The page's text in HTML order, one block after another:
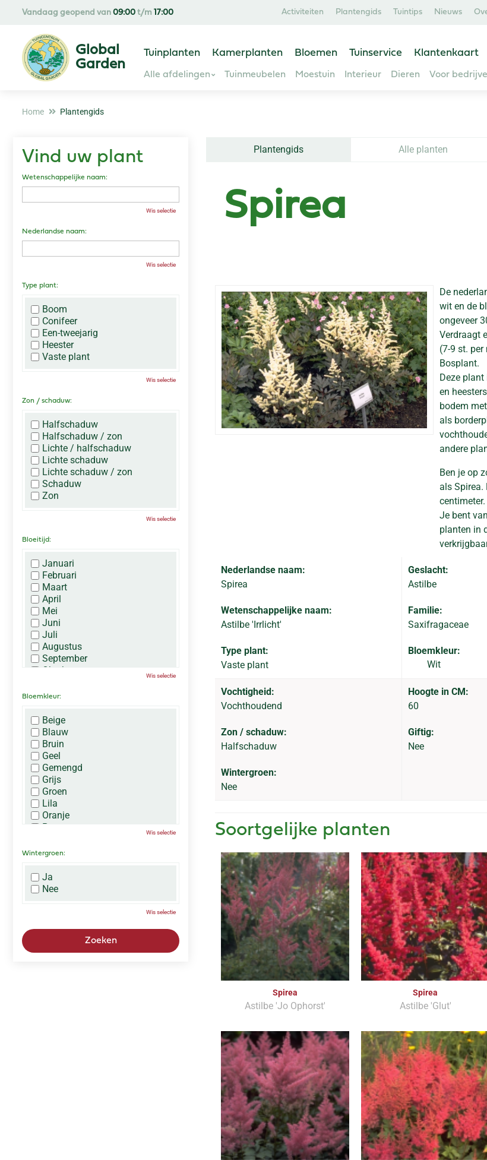
Home Plantengids
Vandaag geopend van 09:00 t/m 17:00 Activiteiten Plantengids Tuintips Nieuws
Tuinplanten Kamerplanten Bloemen Tuinservice Klantenkaart
Alle afdelingen Tuinmeubelen Moestuin Interieur Dieren Voor
Plantengids Alle planten
Spirea
De
wit en de
ongeveer
Verdraagt
(7-9 st.
Bosplant.
Deze
en
bodem
als
andere
Ben je op
als Spirea.
Je bent
planten in
Nederlandse naam:
Spirea
Wetenschappelijke naam:
Astilbe 'Irrlicht'
Type plant:
Vaste plant
Geslacht:
Astilbe
Familie:
Saxifragaceae
Bloemkleur:
Wit
Vochtigheid:
Vochthoudend
Zon / schaduw:
Halfschaduw
Wintergroen:
Nee
Hoogte in CM:
60
Giftig:
Nee
Soortgelijke planten
Spirea
Astilbe 'Jo Ophorst'
Spirea
Astilbe 'Glut'
Vind uw plant
Wetenschappelijke naam:
Wis selectie
Nederlandse naam:
Wis selectie
Type plant:
Boom
Conifeer
Een-tweejarig
Heester
Vaste plant
Wis selectie
Zon / schaduw:
Halfschaduw
Halfschaduw / zon
Lichte / halfschaduw
Lichte schaduw
Lichte schaduw / zon
Schaduw
Zon
Wis selectie
Bloeitijd:
Januari
Februari
Maart
April
Mei
Juni
Juli
Augustus
September
Oktober
December
Wis selectie
Bloemkleur:
Beige
Blauw
Bruin
Geel
Gemengd
Grijs
Groen
Lila
Oranje
Paars
Roze
Zwart
Wis selectie
Wintergroen:
Ja
Nee
Wis selectie